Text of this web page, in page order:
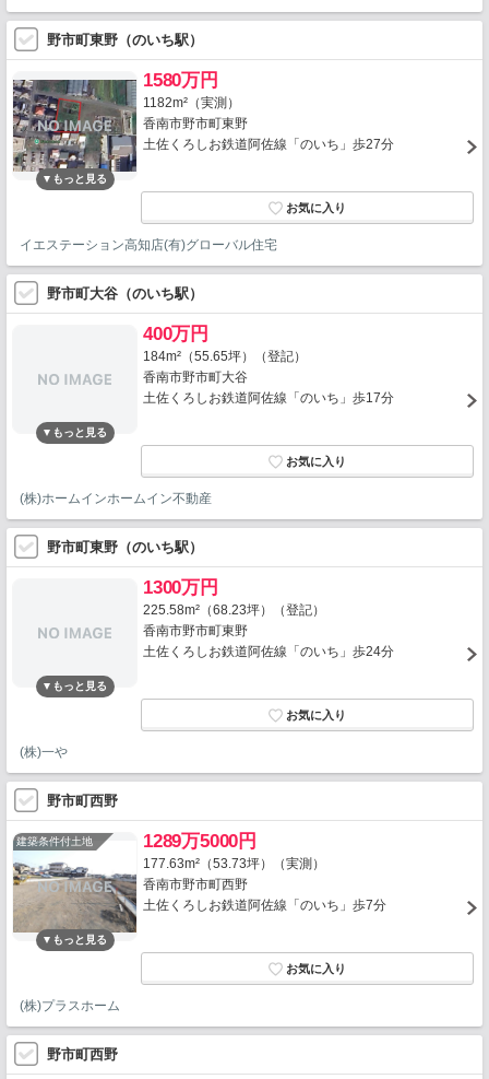
野市町東野（のいち駅）
1580万円
1182m²（実測）
香南市野市町東野
土佐くろしお鉄道阿佐線「のいち」歩27分
イエステーション高知店(有)グローバル住宅
野市町大谷（のいち駅）
400万円
184m²（55.65坪）（登記）
香南市野市町大谷
土佐くろしお鉄道阿佐線「のいち」歩17分
(株)ホームインホームイン不動産
野市町東野（のいち駅）
1300万円
225.58m²（68.23坪）（登記）
香南市野市町東野
土佐くろしお鉄道阿佐線「のいち」歩24分
(株)一や
野市町西野
建築条件付土地 1289万5000円
177.63m²（53.73坪）（実測）
香南市野市町西野
土佐くろしお鉄道阿佐線「のいち」歩7分
(株)プラスホーム
野市町西野